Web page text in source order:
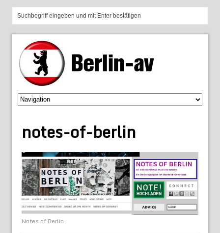
notes-of-berlin
Notes of Berlin